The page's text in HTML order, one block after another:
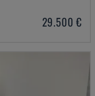
29.500 €